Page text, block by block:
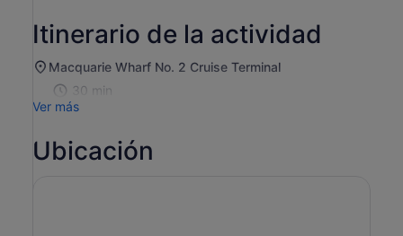
Itinerario de la actividad
Macquarie Wharf No. 2 Cruise Terminal
30 min
Ver más
Ubicación